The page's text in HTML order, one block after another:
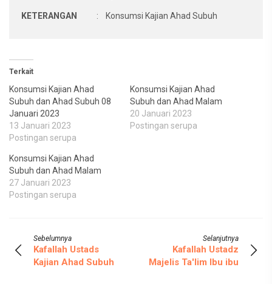
KETERANGAN : Konsumsi Kajian Ahad Subuh
Terkait
Konsumsi Kajian Ahad
Subuh dan Ahad Subuh 08
Januari 2023
13 Januari 2023
Postingan serupa
Konsumsi Kajian Ahad
Subuh dan Ahad Malam
20 Januari 2023
Postingan serupa
Konsumsi Kajian Ahad
Subuh dan Ahad Malam
27 Januari 2023
Postingan serupa
Sebelumnya
Kafallah Ustads
Kajian Ahad Subuh
Selanjutnya
Kafallah Ustadz
Majelis Ta'lim Ibu ibu